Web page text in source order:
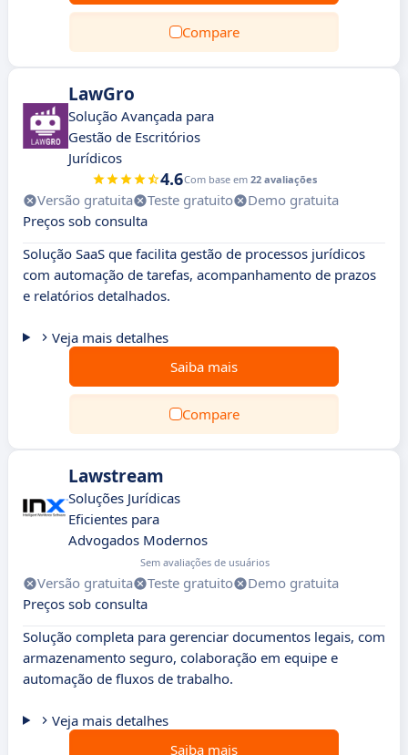
Compare
LawGro
Solução Avançada para
Gestão de Escritórios
Jurídicos
4.6Com base em 22 avaliações
Versão gratuita Teste gratuito
Demo gratuita
Preços sob consulta
Solução SaaS que facilita gestão de processos jurídicos
com automação de tarefas, acompanhamento de prazos
e relatórios detalhados.
Veja mais detalhes
Saiba mais
Compare
Lawstream
Soluções Jurídicas
Eficientes para
Advogados Modernos
Sem avaliações de usuários
Versão gratuita Teste gratuito
Demo gratuita
Preços sob consulta
Solução completa para gerenciar documentos legais, com
armazenamento seguro, colaboração em equipe e
automação de fluxos de trabalho.
Veja mais detalhes
Saiba mais